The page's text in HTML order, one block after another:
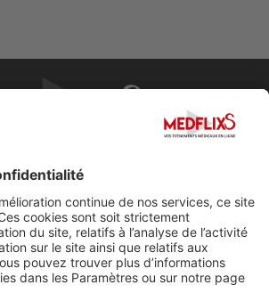
À propos de MedflixS®
Aide
Contact
Mentions légales